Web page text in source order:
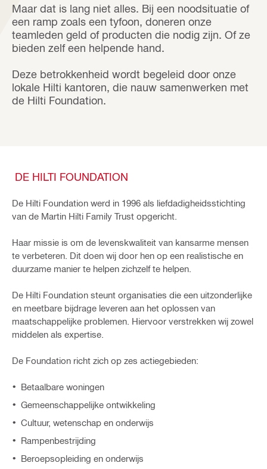
Maar dat is lang niet alles. Bij een noodsituatie of
een ramp zoals een tyfoon, doneren onze
teamleden geld of producten die nodig zijn. Of ze
bieden zelf een helpende hand.
Deze betrokkenheid wordt begeleid door onze
lokale Hilti kantoren, die nauw samenwerken met
de Hilti Foundation.
DE HILTI FOUNDATION
De Hilti Foundation werd in 1996 als liefdadigheidsstichting
van de Martin Hilti Family Trust opgericht.
Haar missie is om de levenskwaliteit van kansarme mensen
te verbeteren. Dit doen wij door hen op een realistische en
duurzame manier te helpen zichzelf te helpen.
De Hilti Foundation steunt organisaties die een uitzonderlijke
en meetbare bijdrage leveren aan het oplossen van
maatschappelijke problemen. Hiervoor verstrekken wij zowel
middelen als expertise.
De Foundation richt zich op zes actiegebieden:
Betaalbare woningen
Gemeenschappelijke ontwikkeling
Cultuur, wetenschap en onderwijs
Rampenbestrijding
Beroepsopleiding en onderwijs